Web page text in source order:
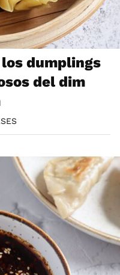
dumplings
del dim